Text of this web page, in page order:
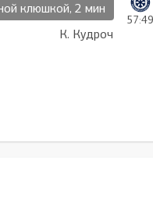
57:49
клюшкой, 2 мин
К. Кудроч